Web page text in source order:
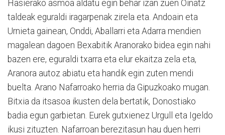
Hasierako asmoa aldatu egin behar izan zuen Oinatz
taldeak eguraldi iragarpenak zirela eta. Andoain eta
Urnieta gainean, Onddi, Aballarri eta Adarra mendien
magalean dagoen Bexabitik Aranorako bidea egin nahi
bazen ere, eguraldi txarra eta elur ekaitza zela eta,
Aranora autoz abiatu eta handik egin zuten mendi
buelta. Arano Nafarroako herria da Gipuzkoako mugan.
Bitxia da itsasoa ikusten dela bertatik, Donostiako
badia egun garbietan. Eurek gutxienez Urgull eta Igeldo
ikusi zituzten. Nafarroan berezitasun hau duen herri